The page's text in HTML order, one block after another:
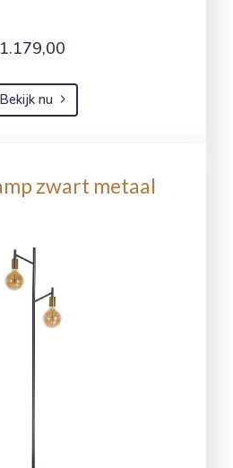
1.179,00
Bekijk nu
zwart metaal